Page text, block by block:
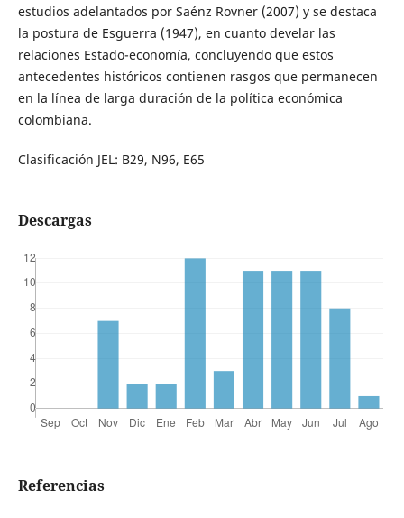
estudios adelantados por Saénz Rovner (2007) y se destaca
la postura de Esguerra (1947), en cuanto develar las
relaciones Estado-economía, concluyendo que estos
antecedentes históricos contienen rasgos que permanecen
en la línea de larga duración de la política económica
colombiana.
Clasificación JEL: B29, N96, E65
Descargas
Referencias